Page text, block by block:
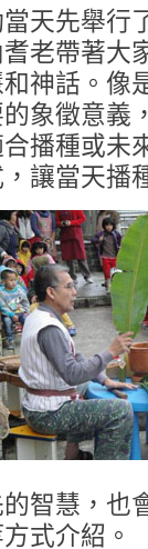
天先舉行
老帶著大
神話。像
象徵意義
播種或未
讓當天播
智慧，也
式介紹。